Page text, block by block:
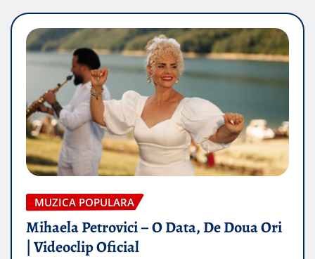
MUZICA POPULARA
Mihaela Petrovici – O Data, De Doua Ori
| Videoclip Oficial